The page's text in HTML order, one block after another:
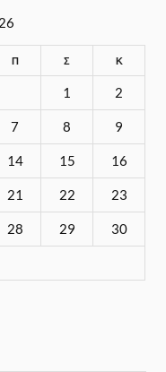
Π Σ Κ
1 2
7 8 9
14 15 16
21 22 23
28 29 30